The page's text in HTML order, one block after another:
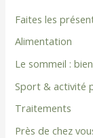
Faites les
Alimentation
Le sommeil :
Sport & activité
Traitements
Près de chez